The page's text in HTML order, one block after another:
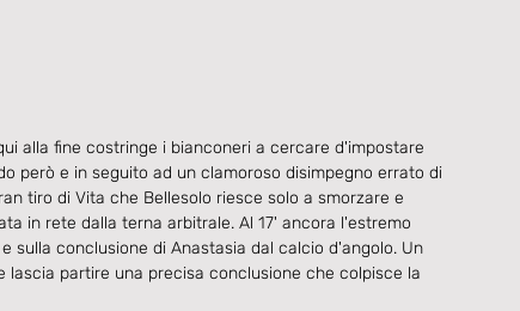
alla fine costringe i bianconeri a cercare d'impostare
però e in seguito ad un clamoroso disimpegno errato di
tiro di Vita che Bellesolo riesce solo a smorzare e
in rete dalla terna arbitrale. Al 17' ancora l'estremo
sulla conclusione di Anastasia dal calcio d'angolo. Un
lascia partire una precisa conclusione che colpisce la